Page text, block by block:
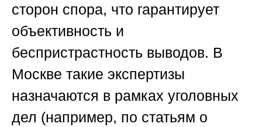
сторон спора, что гарантирует
объективность и
беспристрастность выводов. В
Москве такие экспертизы
назначаются в рамках уголовных
дел (например, по статьям о